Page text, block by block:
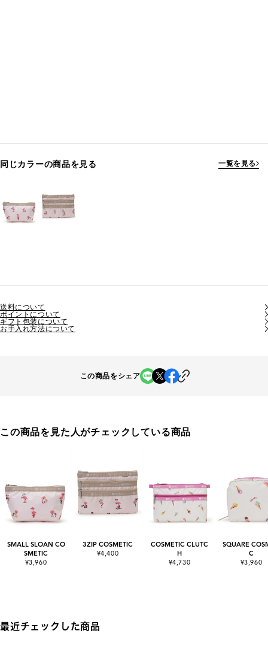
同じカラーの商品を見る 一覧を見る
送料について
ポイントについて
ギフト包装について
お手入れ方法について
この商品をシェア
この商品を見た人がチェックしている商品
SMALL SLOAN CO
SMETIC
¥3,960
3ZIP COSMETIC
¥4,400
COSMETIC CLUTC
H
¥4,730
SQUARE
C
¥3,960
最近チェックした商品